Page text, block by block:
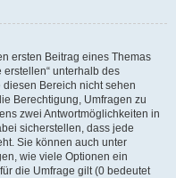
ersten Beitrag eines Themas
erstellen“ unterhalb des
Bereich nicht sehen
Berechtigung, Umfragen zu
zwei Antwortmöglichkeiten in
sicherstellen, dass jede
Sie können auch unter
wie viele Optionen ein
die Umfrage gilt (0 bedeutet